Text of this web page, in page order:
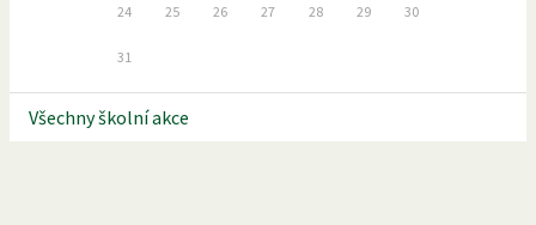
24 25 26 27 28 29 30
31
Všechny školní akce